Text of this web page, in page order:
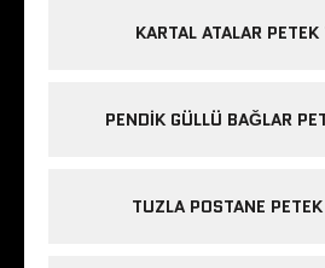
KARTAL ATALAR
PENDIK GÜLLÜ BAĞLAR
TUZLA POSTANE